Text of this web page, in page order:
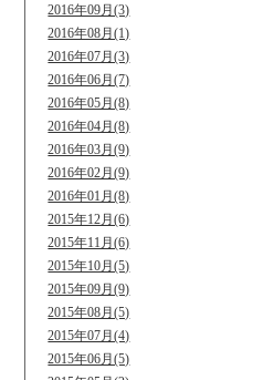
2016年09月(3)
2016年08月(1)
2016年07月(3)
2016年06月(7)
2016年05月(8)
2016年04月(8)
2016年03月(9)
2016年02月(9)
2016年01月(8)
2015年12月(6)
2015年11月(6)
2015年10月(5)
2015年09月(9)
2015年08月(5)
2015年07月(4)
2015年06月(5)